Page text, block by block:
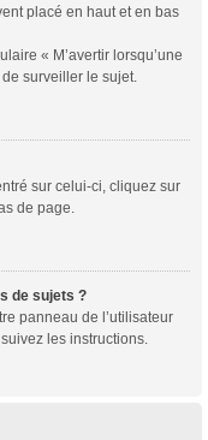
placé en haut et en bas
« M’avertir lorsqu’une
surveiller le sujet.
sur celui-ci, cliquez sur
de page.
de sujets ?
panneau de l’utilisateur
les instructions.